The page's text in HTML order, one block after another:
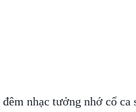
nhạc tưởng nhớ cố ca